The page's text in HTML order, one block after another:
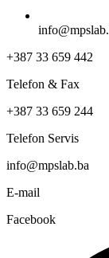
+387 33 659 442
Telefon & Fax
+387 33 659 244
Telefon Servis
info@mpslab.ba
E-mail
Facebook